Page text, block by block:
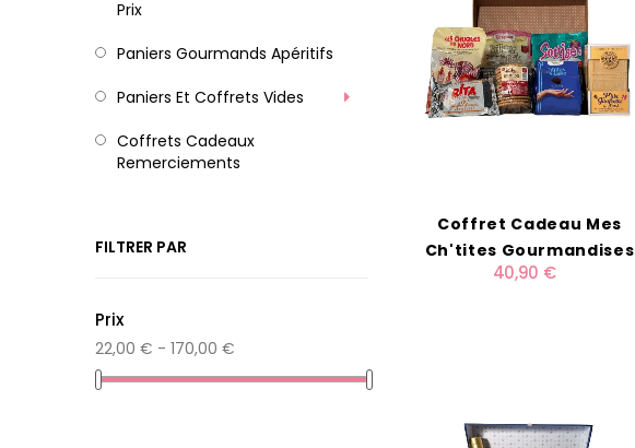
Prix
Paniers Gourmands Apéritifs
Paniers Et Coffrets Vides
Coffrets Cadeaux
Remerciements
FILTRER PAR
Prix
22,00 € - 170,00 €
Coffret Cadeau Mes
Ch'tites Gourmandises
40,90 €